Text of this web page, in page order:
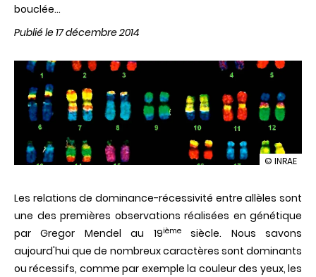
bouclée…
Publié le 17 décembre 2014
illustration
des
gènes
le
élucidé
!
© INRAE
Les relations de dominance-récessivité entre allèles sont
une des premières observations réalisées en génétique
par Gregor Mendel au 19ièmesiècle. Nous savons
aujourd'hui que de nombreux caractères sont dominants
ou récessifs, comme par exemple la couleur des yeux, les